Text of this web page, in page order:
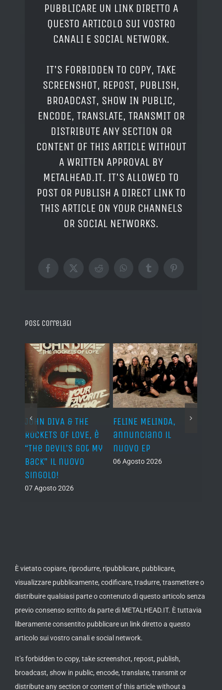
PUBBLICARE UN LINK DIRETTO A
QUESTO ARTICOLO SUI VOSTRO
CANALI E SOCIAL NETWORK.
IT'S FORBIDDEN TO COPY, TAKE
SCREENSHOT, REPOST, PUBLISH,
BROADCAST, SHOW IN PUBLIC,
ENCODE, TRANSLATE, TRANSMIT OR
DISTRIBUTE ANY SECTION OR
CONTENT OF THIS ARTICLE WITHOUT
A WRITTEN APPROVAL BY
METALHEAD.IT. IT'S ALLOWED TO
POST OR PUBLISH A DIRECT LINK TO
THIS ARTICLE ON YOUR CHANNELS
OR SOCIAL NETWORKS.
Facebook
X RedditWhatsAppTumblrPinterest
Post correlati
JOHN DIVA & THE
ROCKETS OF LOVE, è
“The Devil’s Got My
Back” il nuovo
singolo!
07 Agosto 2026
FELINE MELINDA,
annunciano il
nuovo EP
06 Agosto 2026
È vietato copiare, riprodurre, ripubblicare, pubblicare,
visualizzare pubblicamente, codificare, tradurre, trasmettere o
distribuire qualsiasi parte o contenuto di questo articolo senza
previo consenso scritto da parte di METALHEAD.IT. È tuttavia
liberamente consentito pubblicare un link diretto a questo
articolo sui vostro canali e social network.
It’s forbidden to copy, take screenshot, repost, publish,
broadcast, show in public, encode, translate, transmit or
distribute any section or content of this article without a